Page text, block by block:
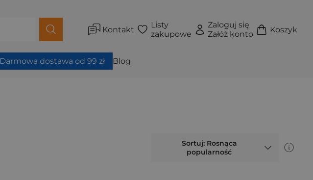
Kontakt
Listy
zakupowe
Zaloguj się
Załóż konto
Koszyk
Darmowa dostawa od 99 zł Blog
Sortuj: Rosnąca
popularność